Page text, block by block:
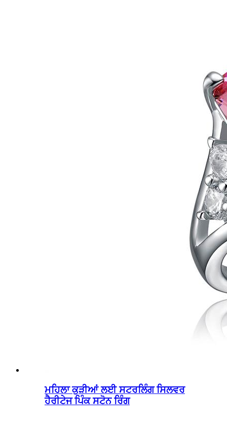
ਮਹਿਲਾ ਕੁੜੀਆਂ ਲਈ ਸਟਰਲਿੰਗ ਸਿਲਵਰ
ਹੈਰੀਟੇਜ ਪਿੰਕ ਸਟੋਨ ਰਿੰਗ